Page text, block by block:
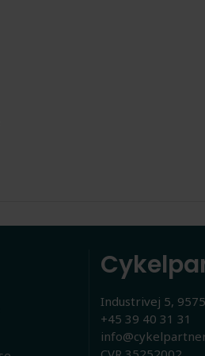
Industrivej 5,
+45 39 40 31 31